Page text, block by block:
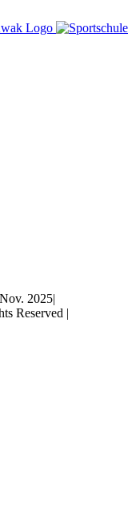
2025|
Reserved |